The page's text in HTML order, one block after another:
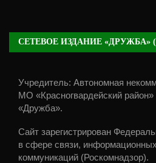
СЕТЕВОЕ ИЗДАНИЕ «ДРУЖБА»
Учредитель: Автономная
МО «Красногвардейский район»
«Дружба».
Сайт зарегистрирован
в сфере связи,
коммуникаций (Роскомнадзор).